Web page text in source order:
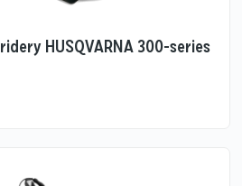
HUSQVARNA 300-series